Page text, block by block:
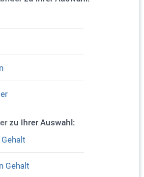
zu Ihrer Auswahl:
Gehalt